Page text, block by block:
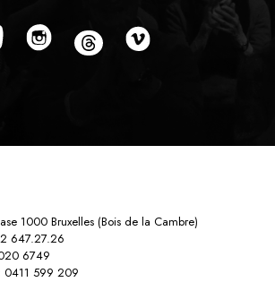
1000 Bruxelles (Bois de la Cambre)
647.27.26
6749
0411 599 209